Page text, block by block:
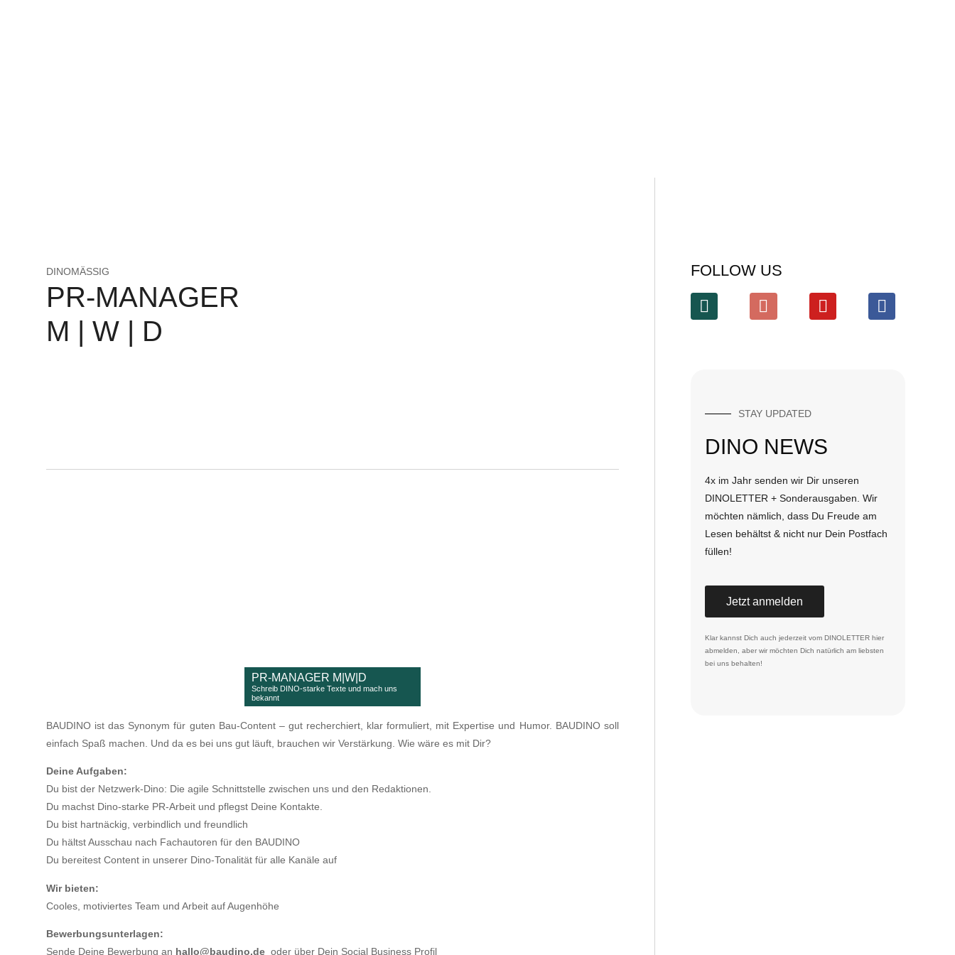
DINOMÄSSIG
PR-MANAGER
M | W | D
PR-MANAGER M|W|D
Schreib DINO-starke Texte und mach uns
bekannt
BAUDINO ist das Synonym für guten Bau-Content – gut recherchiert, klar formuliert, mit Expertise und Humor. BAUDINO soll
einfach Spaß machen. Und da es bei uns gut läuft, brauchen wir Verstärkung. Wie wäre es mit Dir?
Deine Aufgaben:
Du bist der Netzwerk-Dino: Die agile Schnittstelle zwischen uns und den Redaktionen.
Du machst Dino-starke PR-Arbeit und pflegst Deine Kontakte.
Du bist hartnäckig, verbindlich und freundlich
Du hältst Ausschau nach Fachautoren für den BAUDINO
Du bereitest Content in unserer Dino-Tonalität für alle Kanäle auf
Wir bieten:
Cooles, motiviertes Team und Arbeit auf Augenhöhe
Bewerbungsunterlagen:
Sende Deine Bewerbung an hallo@baudino.de oder über Dein Social Business Profil
FOLLOW US
STAY UPDATED
DINO NEWS
4x im Jahr senden wir Dir unseren
DINOLETTER + Sonderausgaben. Wir
möchten nämlich, dass Du Freude am
Lesen behältst & nicht nur Dein Postfach
füllen!
Jetzt anmelden
Klar kannst Dich auch jederzeit vom DINOLETTER hier
abmelden , aber wir möchten Dich natürlich am liebsten
bei uns behalten!